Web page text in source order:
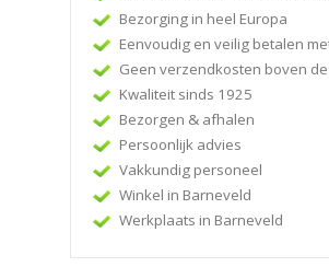
Bezorging in heel Europa
Eenvoudig en veilig betalen
Geen verzendkosten boven de
Kwaliteit sinds 1925
Bezorgen & afhalen
Persoonlijk advies
Vakkundig personeel
Winkel in Barneveld
Werkplaats in Barneveld